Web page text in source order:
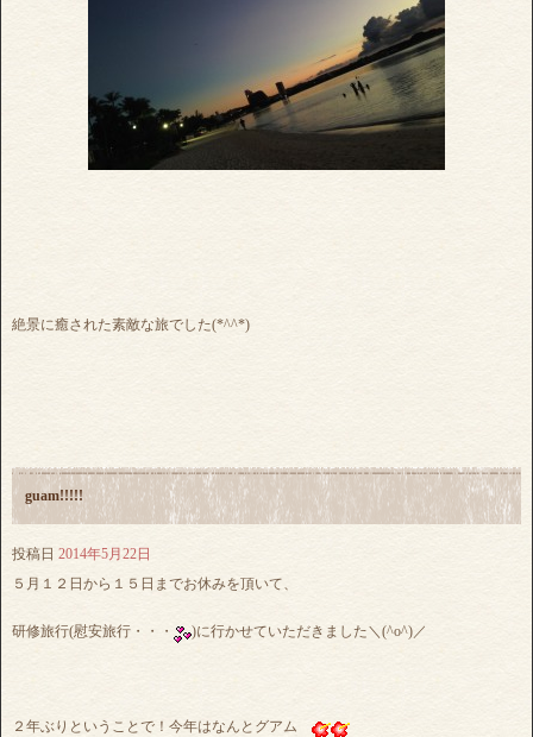
絶景に癒された素敵な旅でした(*^^*)
guam!!!!!
投稿日 2014年5月22日
５月１２日から１５日までお休みを頂いて、
研修旅行(慰安旅行・・・ )に行かせていただきました＼(^o^)／
２年ぶりということで！今年はなんとグアム